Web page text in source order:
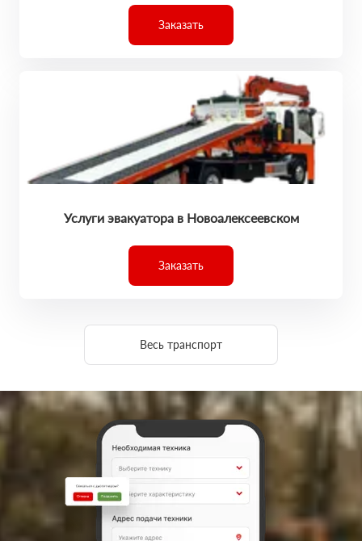
Заказать
Услуги эвакуатора в Новоалексеевском
Заказать
Весь транспорт